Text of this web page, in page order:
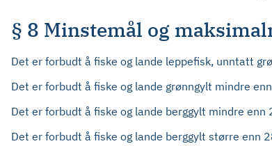
§ 8 Minstemål og
Det er forbudt å fiske og lande leppefisk, unntatt
Det er forbudt å fiske og lande grønngylt mindre
Det er forbudt å fiske og lande berggylt mindre enn
Det er forbudt å fiske og lande berggylt større enn